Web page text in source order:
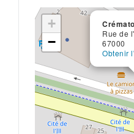
Rue de
67000
Obtenir
+
−